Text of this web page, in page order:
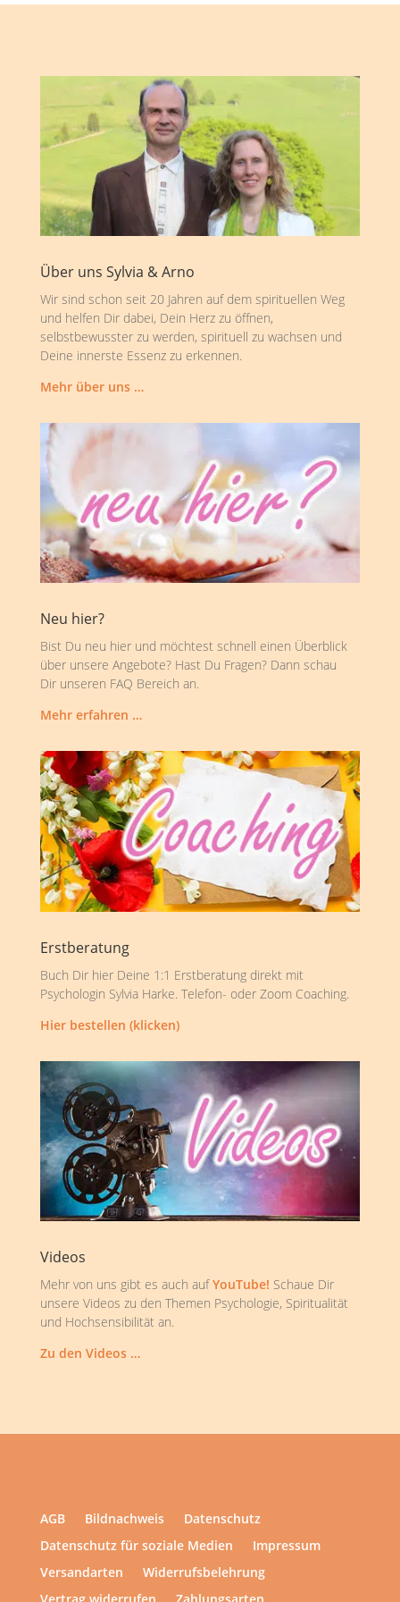
Über uns Sylvia & Arno
Wir sind schon seit 20 Jahren auf dem spirituellen Weg
und helfen Dir dabei, Dein Herz zu öffnen,
selbstbewusster zu werden, spirituell zu wachsen und
Deine innerste Essenz zu erkennen.
Mehr über uns …
Neu hier?
Bist Du neu hier und möchtest schnell einen Überblick
über unsere Angebote? Hast Du Fragen? Dann schau
Dir unseren FAQ Bereich an.
Mehr erfahren …
Erstberatung
Buch Dir hier Deine 1:1 Erstberatung direkt mit
Psychologin Sylvia Harke. Telefon- oder Zoom Coaching.
Hier bestellen (klicken)
Videos
Mehr von uns gibt es auch aufYouTube! Schaue Dir
unsere Videos zu den Themen Psychologie, Spiritualität
und Hochsensibilität an.
Zu den Videos …
AGB Bildnachweis
Datenschutz
Datenschutz für soziale Medien
Impressum
Versandarten
Widerrufsbelehrung